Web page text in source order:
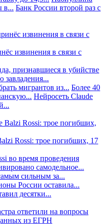
в... Банк России второй раз с
извинения в связи с
признавшиеся в убийстве
завладения...
мигрантов из... Более 40
Нейросеть Claude
Rossi: трое погибших, 17
во время проведения
самодельное...
сильным за...
России оставила...
десятки...